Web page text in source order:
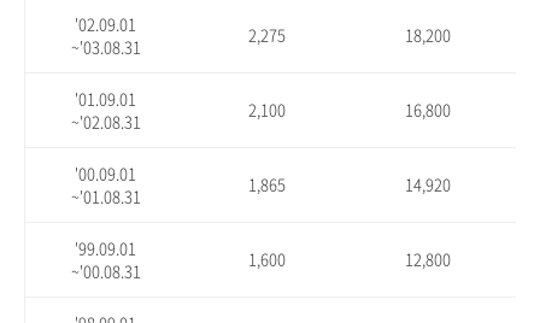
'02.09.01
~'03.08.31
2,275 18,200
'01.09.01
~'02.08.31
2,100 16,800
'00.09.01
~'01.08.31
1,865 14,920
'99.09.01
~'00.08.31
1,600 12,800